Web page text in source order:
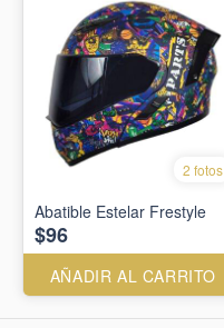
2 fotos
Abatible Estelar Frestyle
$96
AÑADIR AL CARRITO